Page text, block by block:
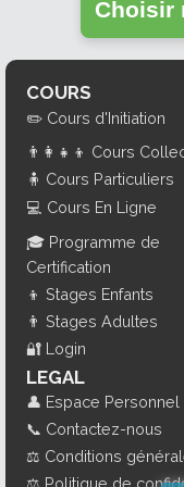
Choisir
COURS
✏️ Cours d'Initiation
👨‍👩‍👧‍👦 Cours
🧍 Cours Particuliers
💻 Cours En Ligne
🎓 Programme de
Certification
👦 Stages Enfants
👨 Stages Adultes
🔐 Login
LEGAL
👤 Espace Personnel
📞 Contactez-nous
⚖️ Conditions
⚖️ Politique de